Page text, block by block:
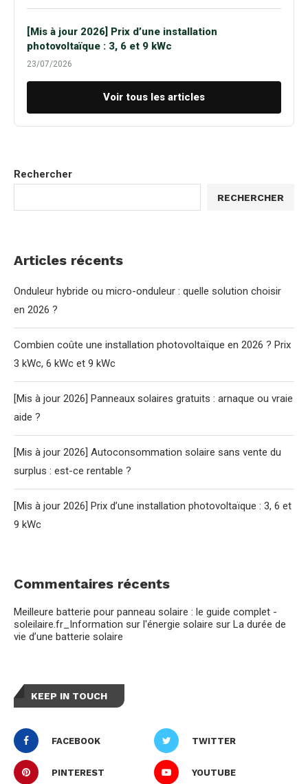
[Mis à jour 2026] Prix d’une installation
photovoltaïque : 3, 6 et 9 kWc
23/07/2026
Voir tous les articles
Rechercher
RECHERCHER
Articles récents
Onduleur hybride ou micro-onduleur : quelle solution choisir
en 2026 ?
Combien coûte une installation photovoltaïque en 2026 ? Prix
3 kWc, 6 kWc et 9 kWc
[Mis à jour 2026] Panneaux solaires gratuits : arnaque ou vraie
aide ?
[Mis à jour 2026] Autoconsommation solaire sans vente du
surplus : est-ce rentable ?
[Mis à jour 2026] Prix d’une installation photovoltaïque : 3, 6 et
9 kWc
Commentaires récents
Meilleure batterie pour panneau solaire : le guide complet -
soleilaire.fr_Information sur l'énergie solaire sur La durée de
vie d’une batterie solaire
KEEP IN TOUCH
FACEBOOK TWITTER
PINTEREST YOUTUBE